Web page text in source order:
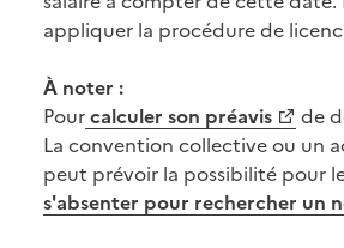
appliquer la procédure de
À noter :
Pourcalculer son préavis
de
La convention collectiveou un
peut prévoir la possibilité pour
s'absenter pour rechercher un